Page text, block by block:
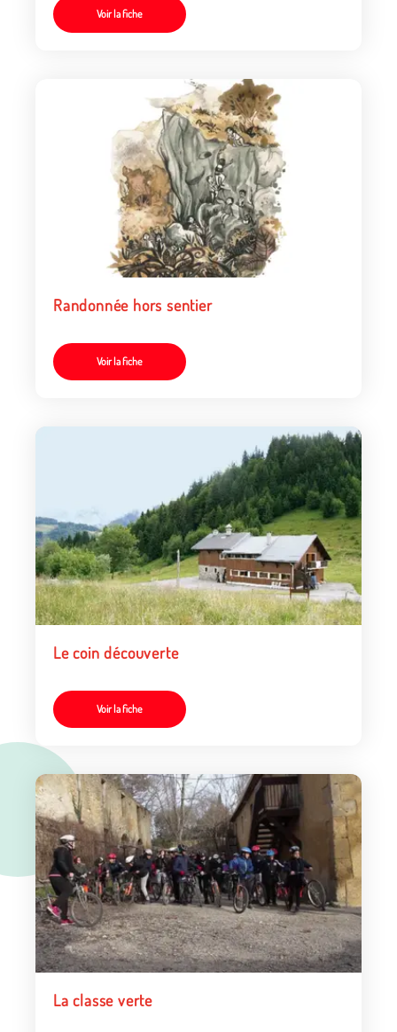
Voir la fiche
Randonnée hors sentier
Voir la fiche
Le coin découverte
Voir la fiche
La classe verte